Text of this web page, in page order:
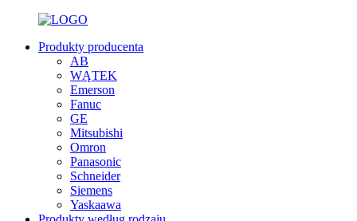
Produkty producenta
AB
WĄTEK
Emerson
Fanuc
GE
Mitsubishi
Omron
Panasonic
Schneider
Siemens
Yaskaawa